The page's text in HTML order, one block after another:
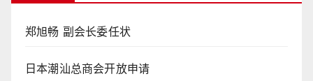
郑旭畅 副会长委任状
日本潮汕总商会开放申请